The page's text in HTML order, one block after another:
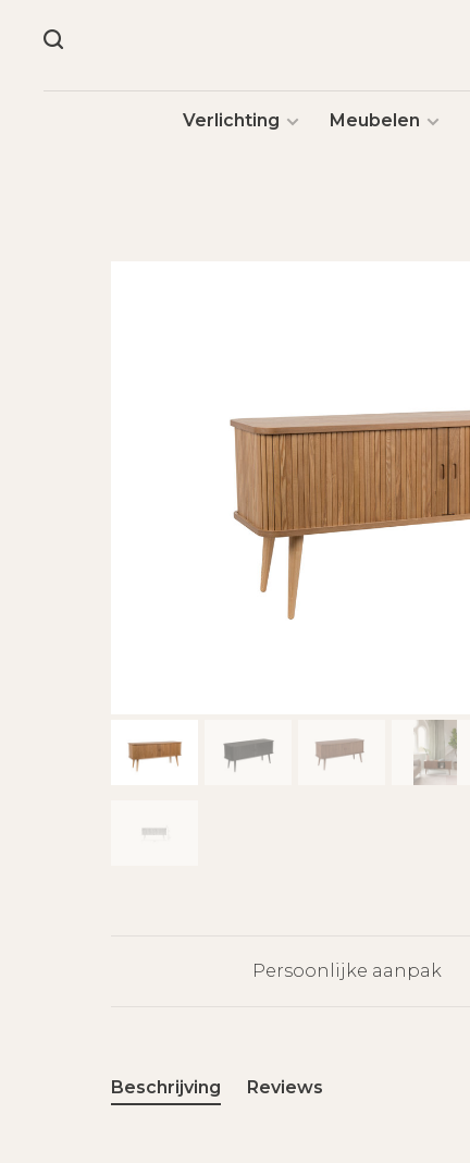
Verlichting Meubelen
Persoonlijke aanpak
Beschrijving Reviews